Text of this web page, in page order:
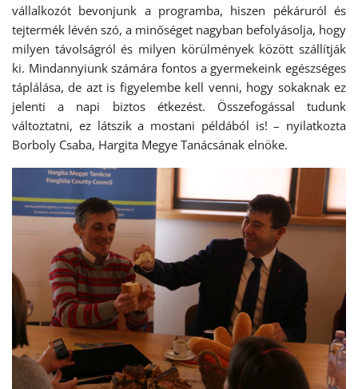
vállalkozót bevonjunk a programba, hiszen pékáruról és
tejtermék lévén szó, a minőséget nagyban befolyásolja, hogy
milyen távolságról és milyen körülmények között szállítják
ki. Mindannyiunk számára fontos a gyermekeink egészséges
táplálása, de azt is figyelembe kell venni, hogy sokaknak ez
jelenti a napi biztos étkezést. Összefogással tudunk
változtatni, ez látszik a mostani példából is! – nyilatkozta
Borboly Csaba, Hargita Megye Tanácsának elnöke.